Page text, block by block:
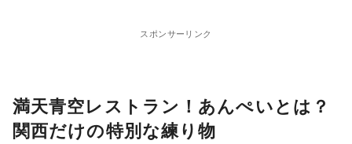
スポンサーリンク
満天青空レストラン！あんぺいとは？
関西だけの特別な練り物